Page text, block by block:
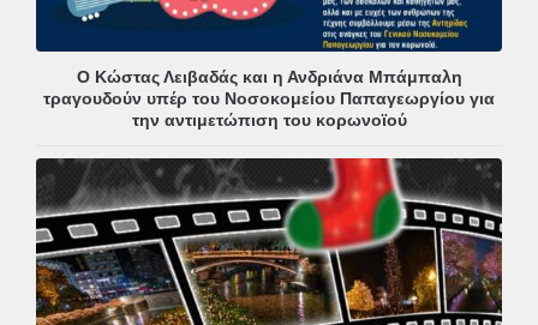
Ο Κώστας Λειβαδάς και η Ανδριάνα Μπάμπαλη
τραγουδούν υπέρ του Νοσοκομείου Παπαγεωργίου για
την αντιμετώπιση του κορωνοϊού